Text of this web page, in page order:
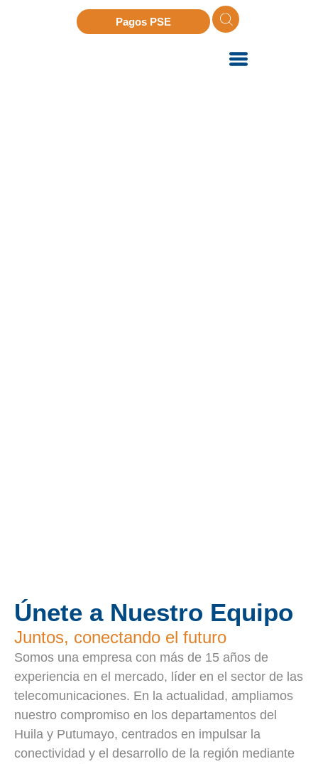
Pagos PSE
Únete a Nuestro Equipo
Juntos, conectando el futuro
Somos una empresa con más de 15 años de
experiencia en el mercado, líder en el sector de las
telecomunicaciones. En la actualidad, ampliamos
nuestro compromiso en los departamentos del
Huila y Putumayo, centrados en impulsar la
conectividad y el desarrollo de la región mediante